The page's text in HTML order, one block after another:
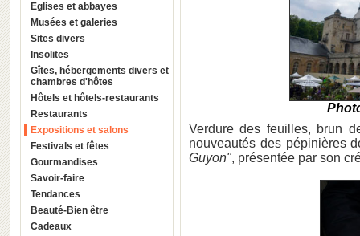
Eglises et abbayes
Musées et galeries
Sites divers
Insolites
Gîtes, hébergements divers et
chambres d'hôtes
Hôtels et hôtels-restaurants
Restaurants
Expositions et salons
Festivals et fêtes
Gourmandises
Savoir-faire
Tendances
Beauté-Bien être
Cadeaux
Verdure des feuilles, brun
nouveautés des pépinières
Guyon", présentée par son